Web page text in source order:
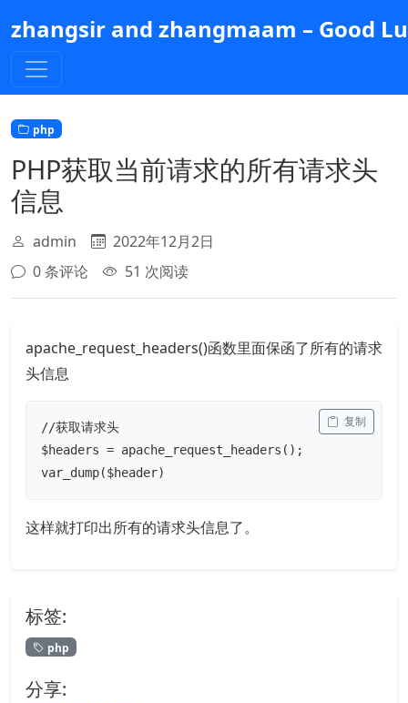
到
主
内
容
zhangsir and zhangmaam – Good
php
PHP获取当前请求的所有请求头
信息
admin
2022年12月2日
0 条评论
51 次阅读
apache_request_headers()函数里面保函了所有的请求
头信息
//获取请求头
$headers = apache_request_headers();
var_dump($header)
复制
这样就打印出所有的请求头信息了。
标签:
php
分享: